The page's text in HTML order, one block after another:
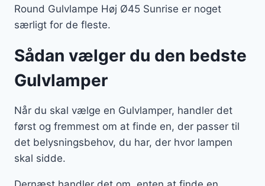
Round Gulvlampe Høj Ø45 Sunrise er noget
særligt for de fleste.
Sådan vælger du den bedste
Gulvlamper
Når du skal vælge en Gulvlamper, handler det
først og fremmest om at finde en, der passer til
det belysningsbehov, du har, der hvor lampen
skal sidde.